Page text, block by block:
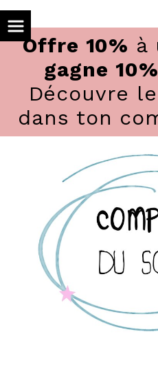
Offre 10% à
gagne 10%
Découvre le
dans ton